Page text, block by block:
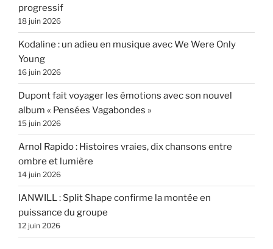
progressif
18 juin 2026
Kodaline : un adieu en musique avec We Were Only
Young
16 juin 2026
Dupont fait voyager les émotions avec son nouvel
album « Pensées Vagabondes »
15 juin 2026
Arnol Rapido : Histoires vraies, dix chansons entre
ombre et lumière
14 juin 2026
IANWILL : Split Shape confirme la montée en
puissance du groupe
12 juin 2026